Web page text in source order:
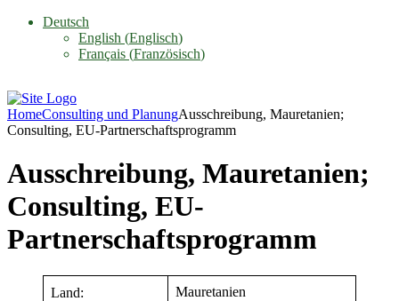
Deutsch
English (Englisch)
Français (Französisch)
HomeConsulting und PlanungAusschreibung, Mauretanien;
Consulting, EU-Partnerschaftsprogramm
Ausschreibung, Mauretanien;
Consulting, EU-
Partnerschaftsprogramm
Land: Mauretanien